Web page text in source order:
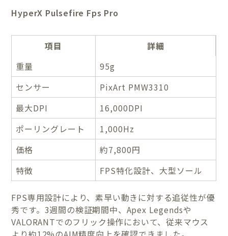
HyperX Pulsefire Fps Pro
項目
詳細
重量
95g
センサー
PixArt PMW3310
最大DPI
16,000DPI
ポーリングレート
1,000Hz
価格
約7,800円
特徴
FPS特化設計、大型ソール
FPS専用設計により、素早い動きに対する追従性が優
秀です。3週間の検証期間中、Apex Legendsや
VALORANTでのフリック操作において、従来マウス